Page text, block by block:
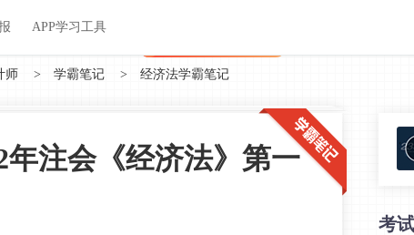
关于我们 帮助中心
APP学习工具
师 > 学霸笔记 > 经济法学霸笔记
年注会《经济法》第一
考